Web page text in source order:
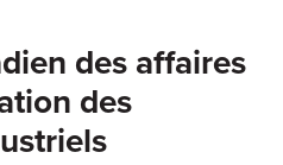
des affaires
des